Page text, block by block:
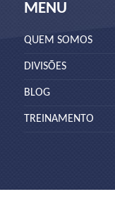
MENU
QUEM SOMOS
DIVISÕES
BLOG
TREINAMENTO